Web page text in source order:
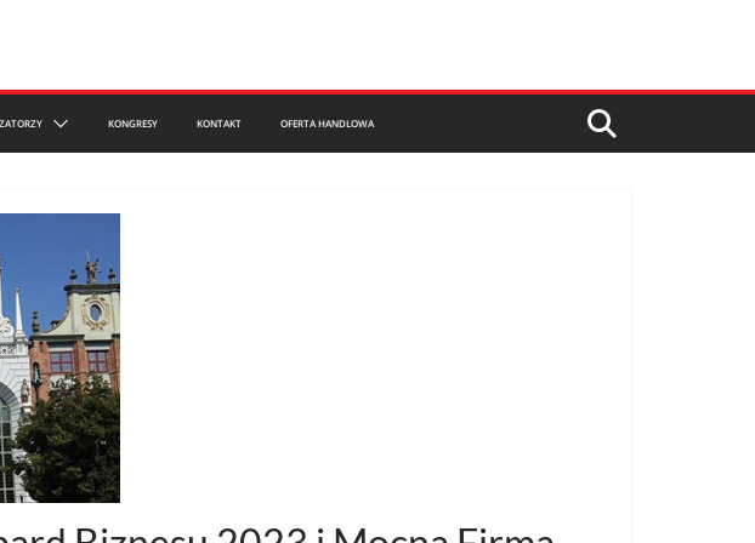
KONGRESY KONTAKT OFERTA HANDLOWA